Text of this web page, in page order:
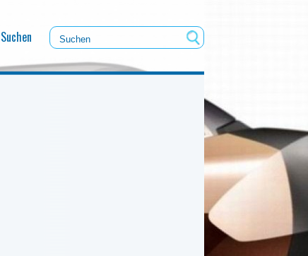
Suchen